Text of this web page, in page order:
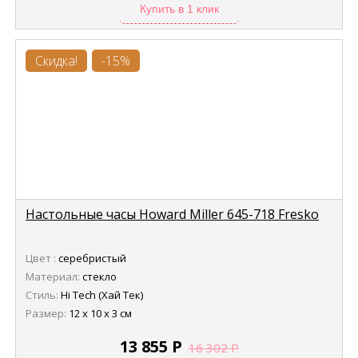
Купить в 1 клик
Скидка! -15%
Настольные часы Howard Miller 645-718 Fresko
Цвет : серебристый
Материал: стекло
Стиль: Hi Tech (Хай Тек)
Размер: 12 х 10 х 3 см
13 855 Р 16 302Р